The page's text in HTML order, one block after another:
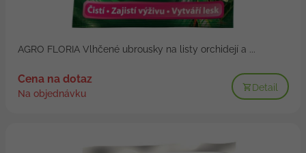
AGRO FLORIA Vlhčené ubrousky na listy orchidejí a ...
Cena na dotaz
Na objednávku
Detail